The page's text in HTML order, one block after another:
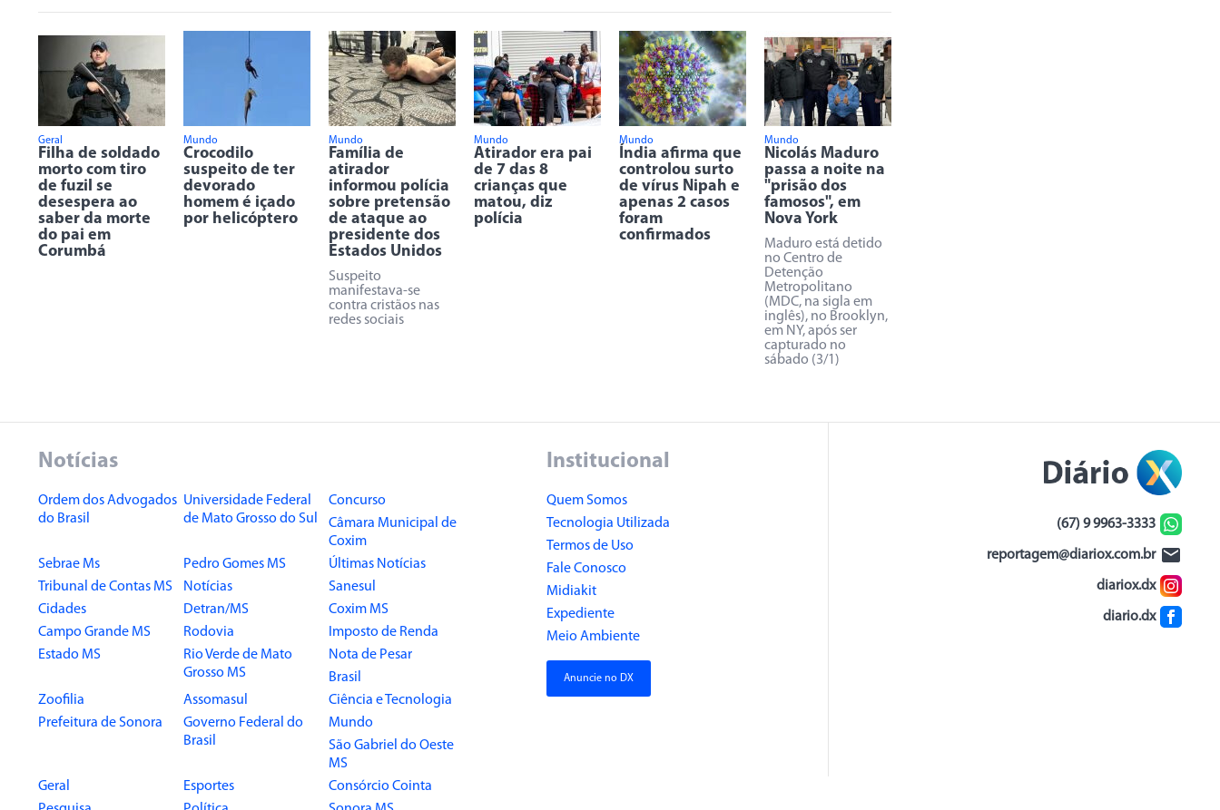
Geral
Filha de soldado
morto com tiro
de fuzil se
desespera ao
saber da morte
do pai em
Corumbá
Mundo
Crocodilo
suspeito de ter
devorado
homem é içado
por helicóptero
Mundo
Família de
atirador
informou polícia
sobre pretensão
de ataque ao
presidente dos
Estados Unidos
Suspeito
manifestava-se
contra cristãos nas
redes sociais
Mundo
Atirador era pai
de 7 das 8
crianças que
matou, diz
polícia
Mundo
Índia afirma que
controlou surto
de vírus Nipah e
apenas 2 casos
foram
confirmados
Mundo
Nicolás Maduro
passa a noite na
"prisão dos
famosos", em
Nova York
Maduro está detido
no Centro de
Detenção
Metropolitano
(MDC, na sigla em
inglês), no Brooklyn,
em NY, após ser
capturado no
sábado (3/1)
Notícias
Ordem dos Advogados
do Brasil
Universidade Federal
de Mato Grosso do Sul
Concurso
Câmara Municipal de
Coxim
Sebrae Ms
Pedro Gomes MS
Últimas Notícias
Tribunal de Contas MS
Notícias
Sanesul
Cidades
Detran/MS
Coxim MS
Campo Grande MS
Rodovia
Imposto de Renda
Estado MS
Rio Verde de Mato
Grosso MS
Nota de Pesar
Brasil
Zoofilia
Assomasul
Ciência e Tecnologia
Prefeitura de Sonora
Governo Federal do
Brasil
Mundo
São Gabriel do Oeste
MS
Geral
Esportes
Consórcio Cointa
Institucional
Quem Somos
Tecnologia Utilizada
Termos de Uso
Fale Conosco
Midiakit
Expediente
Meio Ambiente
Anuncie no DX
(67) 9 9963-3333
reportagem@diariox.com.br
diariox.dx
diario.dx